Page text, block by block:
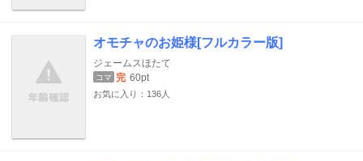
オモチャのお姫様[フルカラー版]
ジェームスほたて
コマ 完 60pt
お気に入り：136人